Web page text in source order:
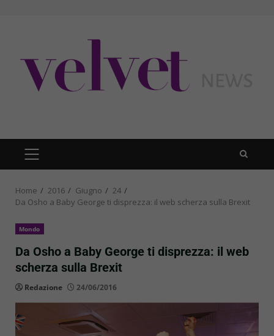
PRIMARY
MENU
Home 2016 Giugno
24
Da Osho a Baby George ti disprezza: il web scherza sulla Brexit
Mondo
Da Osho a Baby George ti disprezza: il web
scherza sulla Brexit
Redazione 24/06/2016